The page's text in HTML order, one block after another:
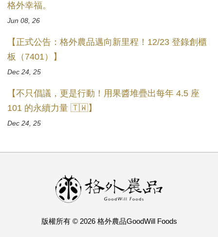
格外幸福。
Jun 08, 26
【正式公告：格外農品邁向新里程！12/23 登錄創櫃
板（7401）】
Dec 24, 25
【不只倡議，更是行動！用果醬堆疊出每年 4.5 座
101 的永續力量 🇹🇼】
Dec 24, 25
版權所有 © 2026 格外農品GoodWill Foods